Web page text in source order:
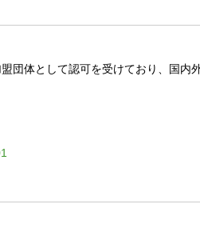
団体として認可を受けており、国内